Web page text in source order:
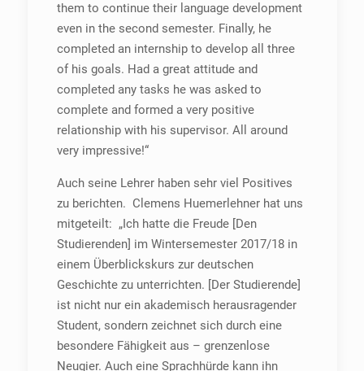
them to continue their language development
even in the second semester. Finally, he
completed an internship to develop all three
of his goals. Had a great attitude and
completed any tasks he was asked to
complete and formed a very positive
relationship with his supervisor. All around
very impressive!“
Auch seine Lehrer haben sehr viel Positives
zu berichten. Clemens Huemerlehner hat uns
mitgeteilt: „Ich hatte die Freude [Den
Studierenden] im Wintersemester 2017/18 in
einem Überblickskurs zur deutschen
Geschichte zu unterrichten. [Der Studierende]
ist nicht nur ein akademisch herausragender
Student, sondern zeichnet sich durch eine
besondere Fähigkeit aus – grenzenlose
Neugier. Auch eine Sprachhürde kann ihn